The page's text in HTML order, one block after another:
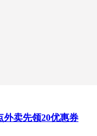
外卖先领20优惠券